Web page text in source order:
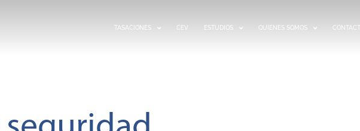
TASACIONES CEV ESTUDIOS QUIENES SOMOS